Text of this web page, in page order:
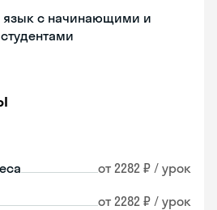
язык с начинающими и
от 2282 ₽ / урок
от 2282 ₽ / урок